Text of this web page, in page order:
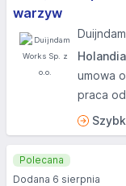
warzyw
Holandia
umowa
praca
Polecana
Dodana 6 sierpnia